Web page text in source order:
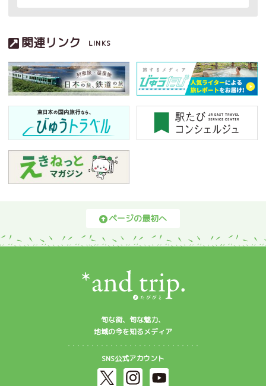
関連リンク LINKS
ページの最初へ
旬な街、旬な魅力、
地域の今を知るメディア
SNS公式アカウント